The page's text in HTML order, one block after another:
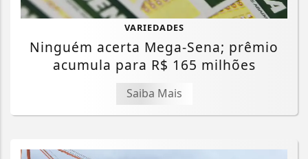
VARIEDADES
Ninguém acerta Mega-Sena; prêmio
acumula para R$ 165 milhões
Saiba Mais